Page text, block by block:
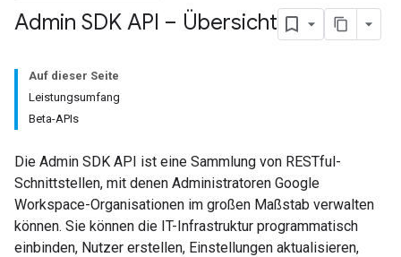
Admin SDK API – Übersicht
Auf dieser Seite
Leistungsumfang
Beta-APIs
Die Admin SDK API ist eine Sammlung von RESTful-
Schnittstellen, mit denen Administratoren Google
Workspace-Organisationen im großen Maßstab verwalten
können. Sie können die IT-Infrastruktur programmatisch
einbinden, Nutzer erstellen, Einstellungen aktualisieren,